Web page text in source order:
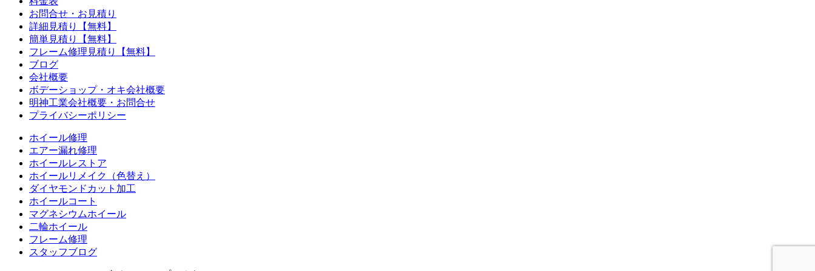
お問合せ・お見積り
詳細見積り【無料】
簡単見積り【無料】
フレーム修理見積り【無料】
ブログ
会社概要
ボデーショップ・オキ会社概要
明神工業会社概要・お問合せ
プライバシーポリシー
ホイール修理
エアー漏れ修理
ホイールレストア
ホイールリメイク（色替え）
ダイヤモンドカット加工
ホイールコート
マグネシウムホイール
二輪ホイール
フレーム修理
スタッフブログ